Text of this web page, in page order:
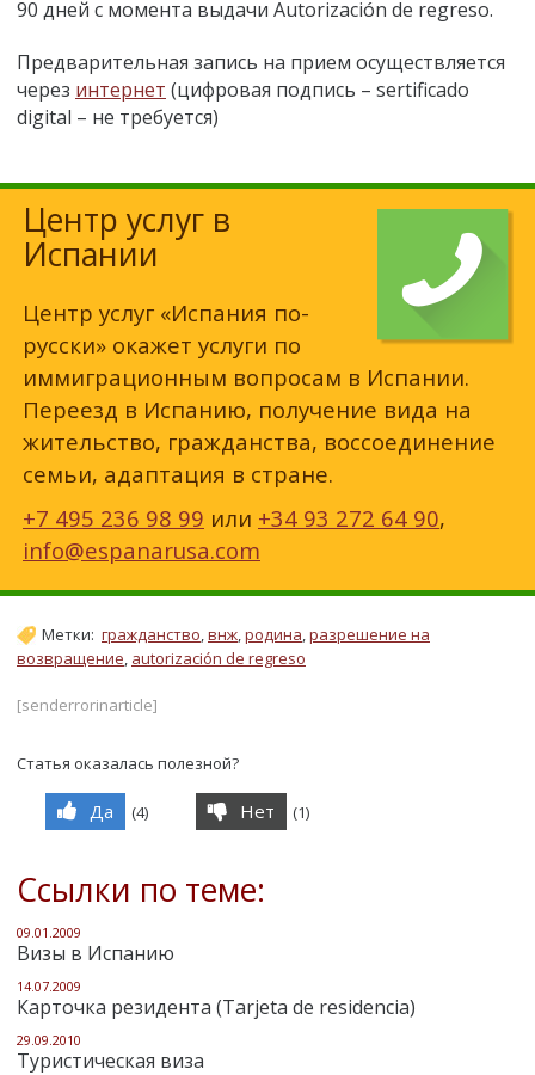
90 дней с момента выдачи Autorización de regreso.
Предварительная запись на прием осуществляется
через интернет (цифровая подпись – sertificado
digital – не требуется)
Центр услуг в
Испании
Центр услуг «Испания по-
русски» окажет услуги по
иммиграционным вопросам в Испании.
Переезд в Испанию, получение вида на
жительство, гражданства, воссоединение
семьи, адаптация в стране.
+7 495 236 98 99 или +34 93 272 64 90,
info@espanarusa.com
Метки: гражданство,внж,родина,разрешение на
возвращение, autorización de regreso
[senderrorinarticle]
Статья оказалась полезной?
Да (4) Нет (1)
Ссылки по теме:
09.01.2009
Визы в Испанию
14.07.2009
Карточка резидента (Tarjeta de residencia)
29.09.2010
Туристическая виза